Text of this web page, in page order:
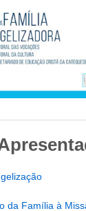
da Família à